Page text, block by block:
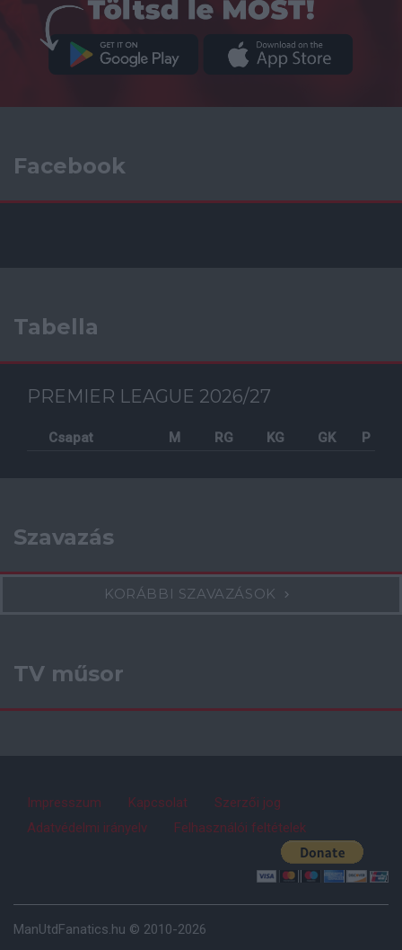
Facebook
Tabella
PREMIER LEAGUE 2026/27
Csapat M RG KG GK P
Szavazás
KORÁBBI SZAVAZÁSOK
TV műsor
Impresszum Kapcsolat
Szerzői jog
Adatvédelmi irányelv
Felhasználói feltételek
ManUtdFanatics.hu © 2010-2026